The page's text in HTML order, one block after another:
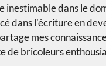
inestimable dans le
dans l'écriture en
mes
de bricoleurs